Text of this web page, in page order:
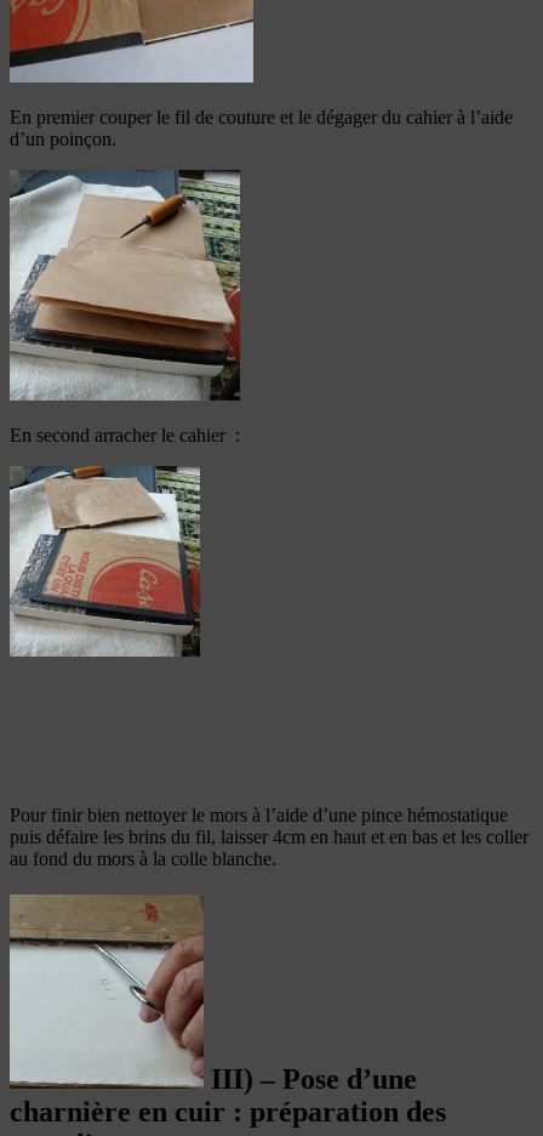
En premier couper le fil de couture et le dégager du cahier à l’aide
d’un poinçon.
En second arracher le cahier :
Pour finir bien nettoyer le mors à l’aide d’une pince hémostatique
puis défaire les brins du fil, laisser 4cm en haut et en bas et les coller
au fond du mors à la colle blanche.
III) – Pose d’une
charnière en cuir : préparation des